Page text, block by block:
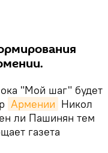
"Мой шаг" будет
Армении Никол
ли Пашинян тем
газета